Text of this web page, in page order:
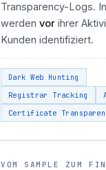
Transparency-Logs.
werden vor ihrer
Kunden identifiziert.
Dark Web Hunting
Registrar Tracking
Certificate
VOM SAMPLE ZUM